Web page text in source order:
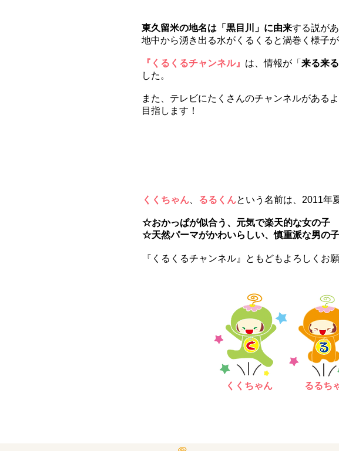
東久留米の地名は「黒目川」に由来する説があ
地中から湧き出る水がくるくると渦巻く様子
『くるくるチャンネル』 は、情報が「 来る来る
した。
また、テレビにたくさんのチャンネルがあるよ
目指します！
くくちゃん るるくんという名前は、2011年
☆おかっぱが似合う、元気で楽天的な女の子
☆天然パーマがかわいらしい、慎重派な男の子
『くるくるチャンネル』ともどもよろしくお
くくちゃん るるち